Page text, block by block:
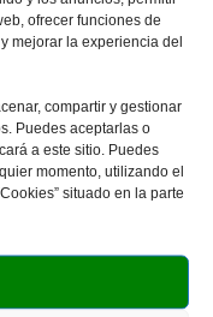
ofrecer funciones de
mejorar la experiencia del
compartir y gestionar
Puedes aceptarlas o
a este sitio. Puedes
momento, utilizando el
situado en la parte
hacer las
o cambiar
futuro.
Tauro
a la persona
quieres hablar